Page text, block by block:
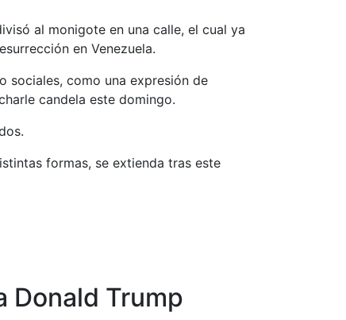
al monigote en una calle, el cual ya
en Venezuela.
sociales, como una expresión de
candela este domingo.
formas, se extienda tras este
Donald Trump